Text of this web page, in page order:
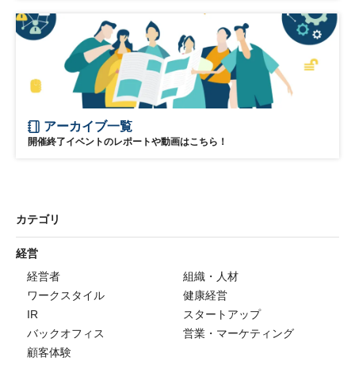
アーカイブ一覧
開催終了イベントのレポートや動画はこちら！
カテゴリ
経営
経営者
組織・人材
ワークスタイル
健康経営
IR
スタートアップ
バックオフィス
営業・マーケティング
顧客体験